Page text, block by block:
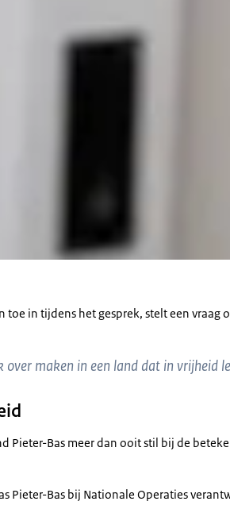
toe in tijdens het gesprek, stelt een
over maken in een land dat in vrijheid
Pieter-Bas meer dan ooit stil bij de
Pieter-Bas bij Nationale Operaties